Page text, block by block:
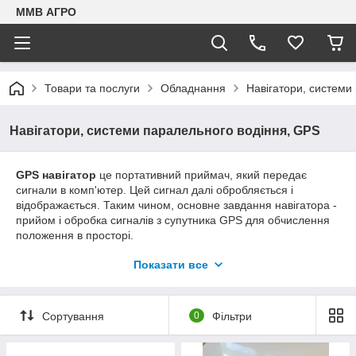
ММВ АГРО
Товари та послуги Обладнання Навігатори,
Навігатори, системи паралельного водіння, GPS
GPS навігатор це портативний приймач, який передає
сигнали в комп'ютер. Цей сигнал далі обробляється і
відображається. Таким чином, основне завдання навігатора -
прийом і обробка сигналів з супутника GPS для обчислення
положення в просторі.
і визначають напрямок на основі електронних карт.
Навігатори для сільгосптехніки відрізняються від звичайних,
так як повинні виконувати трохи інші функції, не просто
Показати все
Сортування 0 Фільтри